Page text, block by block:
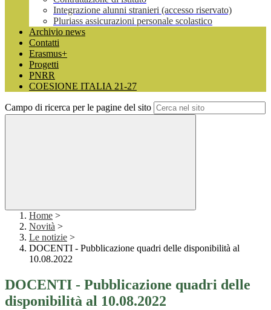
Integrazione alunni stranieri (accesso riservato)
Pluriass assicurazioni personale scolastico
Archivio news
Contatti
Erasmus+
Progetti
PNRR
COESIONE ITALIA 21-27
Campo di ricerca per le pagine del sito
Home >
Novità >
Le notizie >
DOCENTI - Pubblicazione quadri delle disponibilità al
10.08.2022
DOCENTI - Pubblicazione quadri delle
disponibilità al 10.08.2022